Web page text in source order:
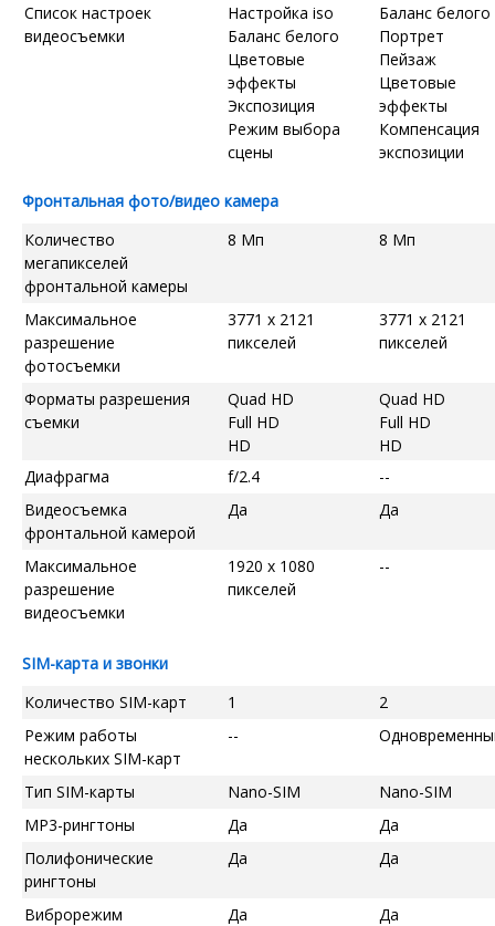
Список настроек
видеосъемки
Настройка iso
Баланс белого
Цветовые
эффекты
Экспозиция
Режим выбора
сцены
Баланс белого
Портрет
Пейзаж
Цветовые
эффекты
Компенсация
экспозиции
Фронтальная фото/видео камера
Количество
мегапикселей
фронтальной камеры
8 Мп 8 Мп
Максимальное
разрешение
фотосъемки
3771 x 2121
пикселей
3771 x 2121
пикселей
Форматы разрешения
съемки
Quad HD
Full HD
HD
Quad HD
Full HD
HD
Диафрагма
f/2.4
--
Видеосъемка
фронтальной камерой
Да Да
Максимальное
разрешение
видеосъемки
1920 x 1080
пикселей
--
SIM-карта и звонки
Количество SIM-карт
1
2
Режим работы
нескольких SIM-карт
--
Тип SIM-карты Nano-SIM
Nano-SIM
MP3-рингтоны
Да
Да
Полифонические
рингтоны
Да Да
Виброрежим Да
Да